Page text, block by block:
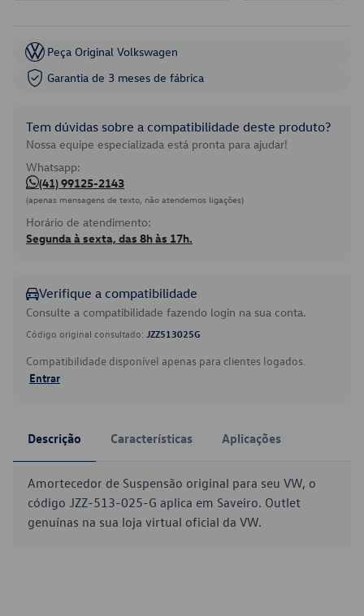
Peça Original Volkswagen
Garantia de 3 meses de fábrica
Tem dúvidas sobre a compatibilidade deste produto?
Nossa equipe especializada está pronta para ajudar!
Whatsapp:
(41) 99125-2143
(apenas mensagens de texto, não atendemos ligações)
Horário de atendimento:
Segunda à sexta, das 8h às 17h.
Verifique a compatibilidade
Consulte a compatibilidade fazendo login na sua conta.
Código original consultado: JZZ513025G
Compatibilidade disponível apenas para clientes logados.
Entrar
Descrição Características Aplicações
Amortecedor de Suspensão original para seu VW, o
código JZZ-513-025-G aplica em Saveiro. Outlet
genuínas na sua loja virtual oficial da VW.